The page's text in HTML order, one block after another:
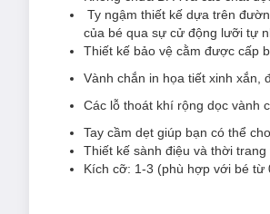
Ty ngậm thiết kế dựa trên
của bé qua sự cử động lưỡi tự
Thiết kế bảo vệ cằm được cấp
Vành chắn in họa tiết xinh xắn,
Các lỗ thoát khí rộng dọc vành
Tay cầm dẹt giúp bạn có thể
Thiết kế sành điệu và thời
Kích cỡ: 1-3 (phù hợp với bé từ